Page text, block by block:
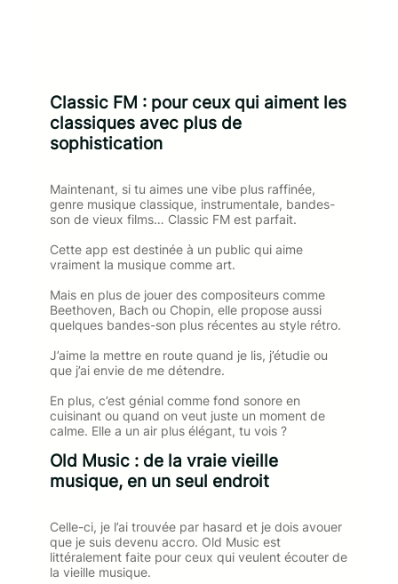
Classic FM : pour ceux qui aiment les
classiques avec plus de
sophistication
Maintenant, si tu aimes une vibe plus raffinée,
genre musique classique, instrumentale, bandes-
son de vieux films… Classic FM est parfait.
Cette app est destinée à un public qui aime
vraiment la musique comme art.
Mais en plus de jouer des compositeurs comme
Beethoven, Bach ou Chopin, elle propose aussi
quelques bandes-son plus récentes au style rétro.
J’aime la mettre en route quand je lis, j’étudie ou
que j’ai envie de me détendre.
En plus, c’est génial comme fond sonore en
cuisinant ou quand on veut juste un moment de
calme. Elle a un air plus élégant, tu vois ?
Old Music : de la vraie vieille
musique, en un seul endroit
Celle-ci, je l’ai trouvée par hasard et je dois avouer
que je suis devenu accro. Old Music est
littéralement faite pour ceux qui veulent écouter de
la vieille musique.